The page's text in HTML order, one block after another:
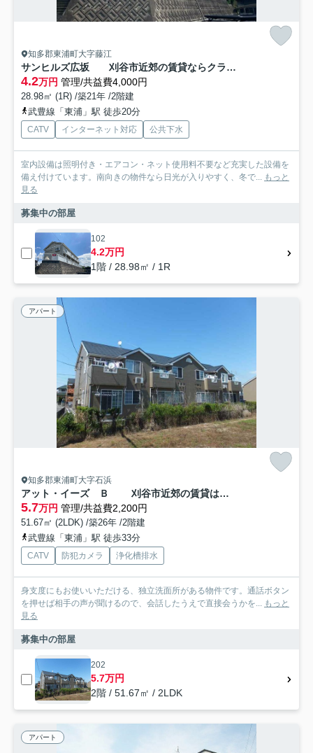
知多郡東浦町大字藤江
サンヒルズ広坂 刈谷市近郊の賃貸ならクラスホーム刈谷店
4.2万円 管理/共益費4,000円
28.98㎡ (1R) /築21年 /2階建
武豊線「東浦」駅 徒歩20分
CATV インターネット対応 公共下水
室内設備は照明付き・エアコン・ネット使用料不要など充実した設備を
備え付けています。南向きの物件なら日光が入りやすく、冬で... もっと
見る
募集中の部屋
102
4.2万円
1階 / 28.98㎡ / 1R
アパート
知多郡東浦町大字石浜
アット・イーズ Ｂ 刈谷市近郊の賃貸はクラスホーム刈谷店
5.7万円 管理/共益費2,200円
51.67㎡ (2LDK) /築26年 /2階建
武豊線「東浦」駅 徒歩33分
CATV 防犯カメラ 浄化槽排水
身支度にもお使いいただける、独立洗面所がある物件です。通話ボタン
を押せば相手の声が聞けるので、会話したうえで直接会うかを... もっと
見る
募集中の部屋
202
5.7万円
2階 / 51.67㎡ / 2LDK
アパート